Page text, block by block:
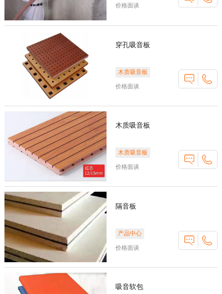
价格面谈
穿孔吸音板
木质吸音板
价格面谈
木质吸音板
木质吸音板
价格面谈
隔音板
产品中心
价格面谈
吸音软包